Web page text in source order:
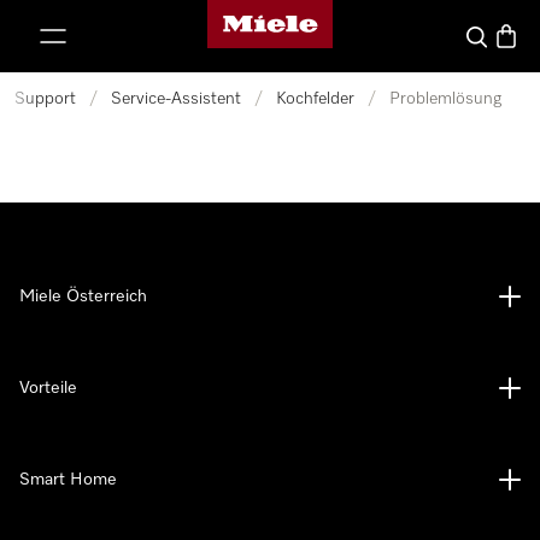
Miele-Homepage
Suche
Support / Service-Assistent / Kochfelder / Problemlösung
Miele Österreich
Vorteile
Smart Home